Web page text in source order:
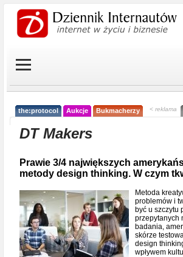
the:protocol Aukcje Bukmacherzy < reklama
DT Makers
Prawie 3/4 największych
metody design thinking. W czym
Metoda
problemów i
być u szczytu
przepytanych
badania,
skórze
design
wpływem